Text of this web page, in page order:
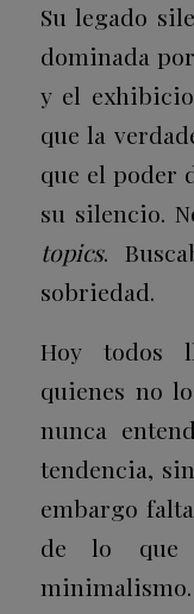
Su legado
dominada
y el
que la
que el poder
su silencio.
topics.
sobriedad.
Hoy todos
quienes no
nunca
tendencia,
embargo
de lo que